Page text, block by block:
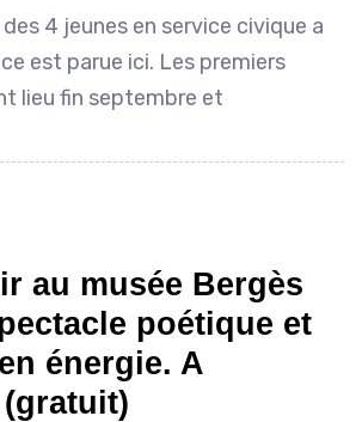
4 jeunes en service civique a
est parue ici. Les premiers
lieu fin septembre et
au musée Bergès
poétique et
énergie. A